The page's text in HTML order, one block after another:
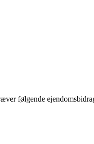
følgende